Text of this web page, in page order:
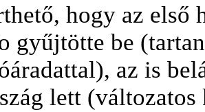
hogy az első
gyűjtötte be
az is
lett